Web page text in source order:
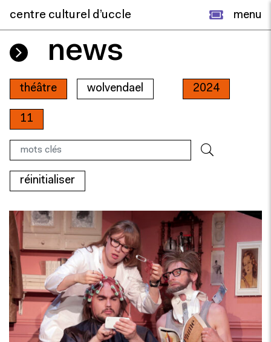
centre culturel d’uccle menu
news
théâtre wolvendael 2024
11
réinitialiser